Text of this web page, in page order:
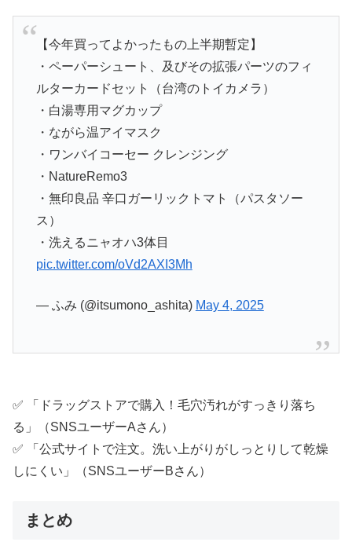
【今年買ってよかったもの上半期暫定】
・ペーパーシュート、及びその拡張パーツのフィ
ルターカードセット（台湾のトイカメラ）
・白湯専用マグカップ
・ながら温アイマスク
・ワンバイコーセー クレンジング
・NatureRemo3
・無印良品 辛口ガーリックトマト（パスタソー
ス）
・洗えるニャオハ3体目
pic.twitter.com/oVd2AXI3Mh
— ふみ (@itsumono_ashita) May 4, 2025
✅ 「ドラッグストアで購入！毛穴汚れがすっきり落ち
る」（SNSユーザーAさん）
✅ 「公式サイトで注文。洗い上がりがしっとりして乾燥
しにくい」（SNSユーザーBさん）
まとめ